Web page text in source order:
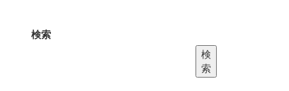
検索
検
索